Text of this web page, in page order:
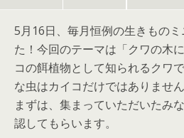
5月16日、毎月恒例の生きもの
た！今回のテーマは「クワの木
コの餌植物として知られるクワ
な虫はカイコだけではありません
まずは、集まっていただいたみ
認してもらいます。